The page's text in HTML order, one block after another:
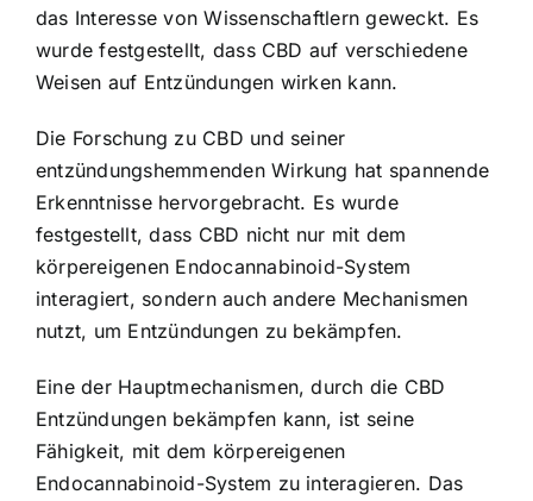
das Interesse von Wissenschaftlern geweckt. Es
wurde festgestellt, dass CBD auf verschiedene
Weisen auf Entzündungen wirken kann.
Die Forschung zu CBD und seiner
entzündungshemmenden Wirkung hat spannende
Erkenntnisse hervorgebracht. Es wurde
festgestellt, dass CBD nicht nur mit dem
körpereigenen Endocannabinoid-System
interagiert, sondern auch andere Mechanismen
nutzt, um Entzündungen zu bekämpfen.
Eine der Hauptmechanismen, durch die CBD
Entzündungen bekämpfen kann, ist seine
Fähigkeit, mit dem körpereigenen
Endocannabinoid-System zu interagieren. Das